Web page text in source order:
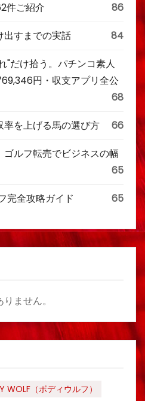
件ご紹介
86
出すまでの実話 84
"だけ拾う。パチンコ素人
円・収支アプリ全公
68
を上げる馬の選び方 66
ルフ転売でビジネスの幅
65
完全攻略ガイド 65
ません。
WOLF（ボディウルフ）